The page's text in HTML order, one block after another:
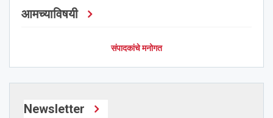
आमच्याविषयी
संपादकांचे मनोगत
Newsletter